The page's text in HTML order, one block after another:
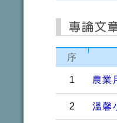
序
1 農業
2 溫馨